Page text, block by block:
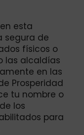
esta
segura de
físicos o
las alcaldías
en las
Prosperidad
tu nombre o
los
para